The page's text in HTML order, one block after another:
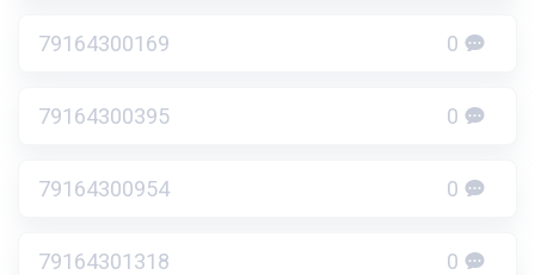
79164300169 0
79164300395 0
79164300954 0
79164301318 0